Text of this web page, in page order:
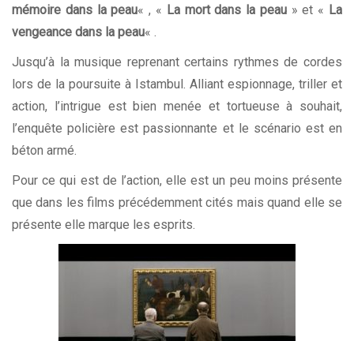
mémoire dans la peau« , « La mort dans la peau» et « La
vengeance dans la peau« .
Jusqu’à la musique reprenant certains rythmes de cordes
lors de la poursuite à Istambul. Alliant espionnage, triller et
action, l’intrigue est bien menée et tortueuse à souhait,
l’enquête policière est passionnante et le scénario est en
béton armé.
Pour ce qui est de l’action, elle est un peu moins présente
que dans les films précédemment cités mais quand elle se
présente elle marque les esprits.